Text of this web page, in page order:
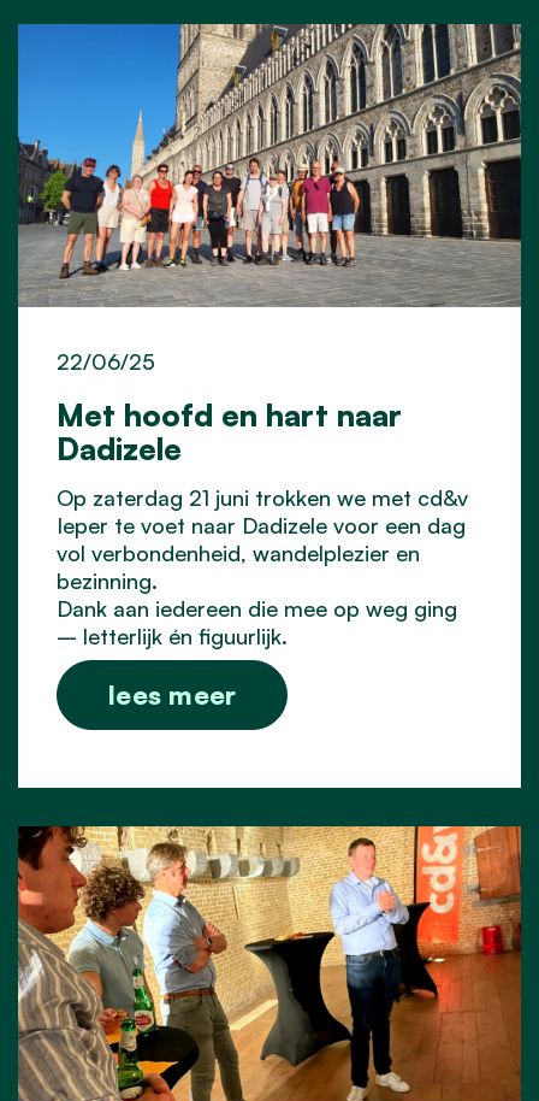
Met hoofd en hart naar
Dadizele
22/06/25
Op zaterdag 21 juni trokken we met cd&v
Ieper te voet naar Dadizele voor een dag
vol verbondenheid, wandelplezier en
bezinning.
Dank aan iedereen die mee op weg ging
– letterlijk én figuurlijk.
lees meer